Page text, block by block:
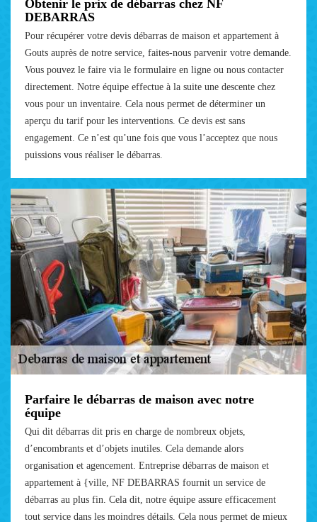
Obtenir le prix de débarras chez NF
DEBARRAS
Pour récupérer votre devis débarras de maison et appartement à
Gouts auprès de notre service, faites-nous parvenir votre demande.
Vous pouvez le faire via le formulaire en ligne ou nous contacter
directement. Notre équipe effectue à la suite une descente chez
vous pour un inventaire. Cela nous permet de déterminer un
aperçu du tarif pour les interventions. Ce devis est sans
engagement. Ce n’est qu’une fois que vous l’acceptez que nous
puissions vous réaliser le débarras.
Parfaire le débarras de maison avec notre
équipe
Qui dit débarras dit pris en charge de nombreux objets,
d’encombrants et d’objets inutiles. Cela demande alors
organisation et agencement. Entreprise débarras de maison et
appartement à {ville, NF DEBARRAS fournit un service de
débarras au plus fin. Cela dit, notre équipe assure efficacement
tout service dans les moindres détails. Cela nous permet de mieux